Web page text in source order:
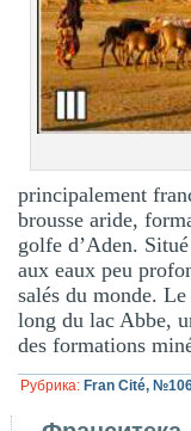
principalement
brousse aride,
golfe d’Aden.
aux eaux peu
salés du monde.
long du lac Abbe,
des formations
Рубрика: Fran Cité,